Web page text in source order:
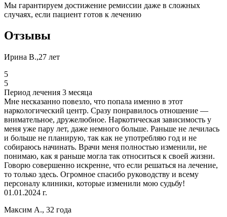
Мы гарантируем достижение ремиссии даже в сложных
случаях, если пациент готов к лечению
Отзывы
Ирина В.,27 лет
5
5
Период лечения 3 месяца
Мне несказанно повезло, что попала именно в этот
наркологический центр. Сразу понравилось отношение —
внимательное, дружелюбное. Наркотическая зависимость у
меня уже пару лет, даже немного больше. Раньше не лечилась
и больше не планирую, так как не употребляю год и не
собираюсь начинать. Врачи меня полностью изменили, не
понимаю, как я раньше могла так относиться к своей жизни.
Говорю совершенно искренне, что если решаться на лечение,
то только здесь. Огромное спасибо руководству и всему
персоналу клиники, которые изменили мою судьбу!
01.01.2024 г.
Максим А., 32 года